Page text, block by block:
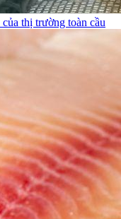
thị trường toàn cầu